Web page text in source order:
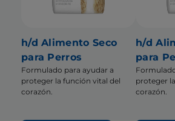
h/d Alimento Seco
para Perros
Formulado para ayudar a
proteger la función vital del
corazón.
h/d
para
proteger
corazón.